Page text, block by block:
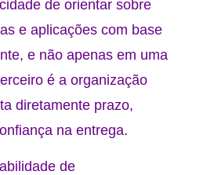
de orientar sobre
e aplicações com base
e não apenas em uma
é a organização
diretamente prazo,
na entrega.
de